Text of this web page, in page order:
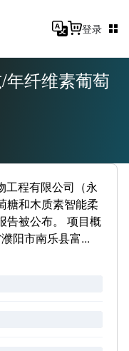
登录
年纤维素葡萄
工程有限公司（永
糖和木质素智能柔
告被公布。 项目概
阳市南乐县富...